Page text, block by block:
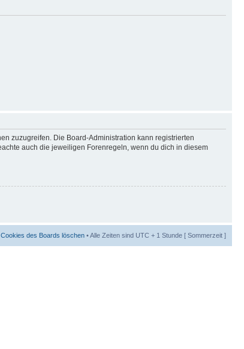
zuzugreifen. Die Board-Administration kann registrierten
auch die jeweiligen Forenregeln, wenn du dich in diesem
Cookies des Boards löschen • Alle Zeiten sind UTC + 1 Stunde [ Sommerzeit ]